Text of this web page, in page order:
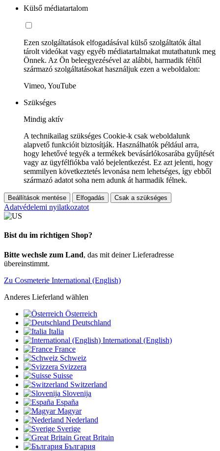
Külső médiatartalom
Ezen szolgáltatások elfogadásával külső szolgáltatók által
tárolt videókat vagy egyéb médiatartalmakat mutathatunk meg
Önnek. Az Ön beleegyezésével az alábbi, harmadik féltől
származó szolgáltatásokat használjuk ezen a weboldalon:
Vimeo, YouTube
Szükséges
Mindig aktív
A technikailag szükséges Cookie-k csak weboldalunk
alapvető funkcióit biztosítják. Használhatók például arra,
hogy lehetővé tegyék a termékek bevásárlókosarába gyűjtését
vagy az ügyfélfiókba való bejelentkezést. Ez azt jelenti, hogy
semmilyen következtetés levonása nem lehetséges, így ebből
származó adatot soha nem adunk át harmadik félnek.
Beállítások mentése Elfogadás Csak a szükséges
Adatvédelemi nyilatkozatot
Bist du im richtigen Shop?
Bitte wechsle zum Land, das mit deiner Lieferadresse
übereinstimmt.
Zu Cosmeterie International (English)
Anderes Lieferland wählen
Österreich
Deutschland
Italia
International (English)
France
Schweiz
Svizzera
Suisse
Switzerland
Slovenija
España
Magyar
Nederland
Sverige
Great Britain
България